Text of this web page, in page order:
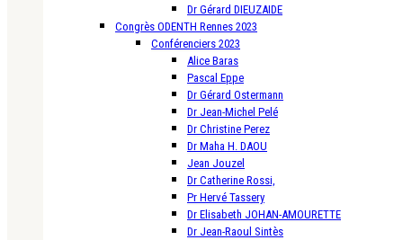
Dr Gérard DIEUZAIDE
Congrès ODENTH Rennes 2023
Conférenciers 2023
Alice Baras
Pascal Eppe
Dr Gérard Ostermann
Dr Jean-Michel Pelé
Dr Christine Perez
Dr Maha H. DAOU
Jean Jouzel
Dr Catherine Rossi,
Pr Hervé Tassery
Dr Elisabeth JOHAN-AMOURETTE
Dr Jean-Raoul Sintès